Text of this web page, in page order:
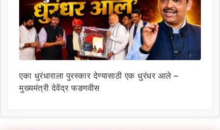
एका धुरंधाराला पुरस्कार देण्यासाठी एक धुरंधर आले –
मुख्यमंत्री देवेंद्र फडणवीस